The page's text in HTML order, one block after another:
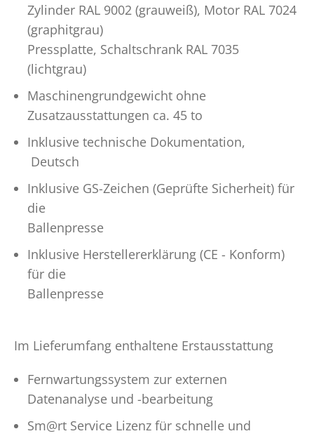
Zylinder RAL 9002 (grauweiß), Motor RAL 7024
(graphitgrau)
Pressplatte, Schaltschrank RAL 7035
(lichtgrau)
Maschinengrundgewicht ohne
Zusatzausstattungen ca. 45 to
Inklusive technische Dokumentation,
Deutsch
Inklusive GS-Zeichen (Geprüfte Sicherheit) für
die
Ballenpresse
Inklusive Herstellererklärung (CE - Konform)
für die
Ballenpresse
Im Lieferumfang enthaltene Erstausstattung
Fernwartungssystem zur externen
Datenanalyse und -bearbeitung
Sm@rt Service Lizenz für schnelle und